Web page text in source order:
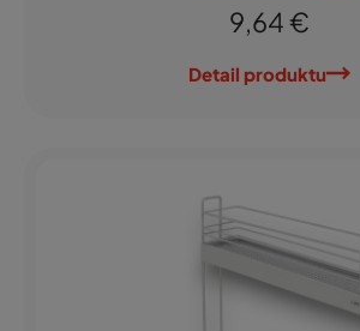
9,64 €
Detail produktu